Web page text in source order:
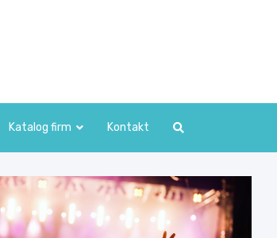
Katalog firm Kontakt